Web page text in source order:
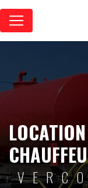
LOCATION MATÉRIEL TP AVEC
Panneau de gestion